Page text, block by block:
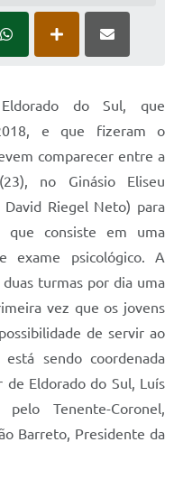
do Sul, que
e que fizeram o
comparecer entre a
no Ginásio Eliseu
David Riegel Neto) para
que consiste em uma
exame psicológico. A
turmas por dia uma
vez que os jovens
de servir ao
sendo coordenada
Eldorado do Sul, Luís
Tenente-Coronel,
Barreto, Presidente da